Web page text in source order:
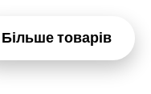
Більше товарів